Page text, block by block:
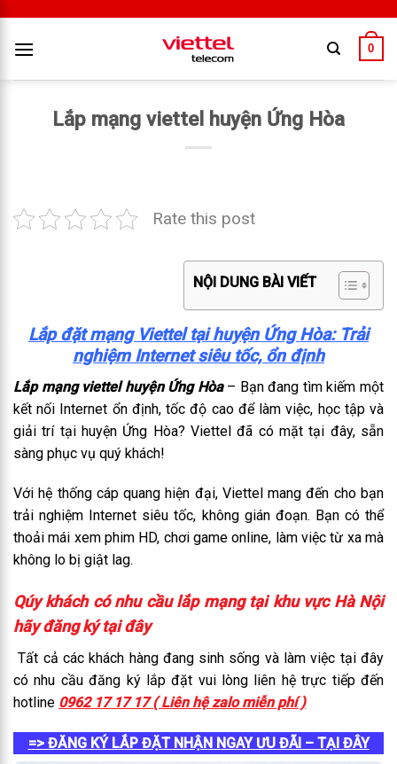
0
Lắp mạng viettel huyện Ứng Hòa
Rate this post
NỘI DUNG BÀI VIẾT
Lắp đặt mạng Viettel tại huyện Ứng Hòa: Trải
nghiệm Internet siêu tốc, ổn định
Lắp mạng viettel huyện Ứng Hòa– Bạn đang tìm kiếm một
kết nối Internet ổn định, tốc độ cao để làm việc, học tập và
giải trí tại huyện Ứng Hòa? Viettel đã có mặt tại đây, sẵn
sàng phục vụ quý khách!
Với hệ thống cáp quang hiện đại, Viettel mang đến cho bạn
trải nghiệm Internet siêu tốc, không gián đoạn. Bạn có thể
thoải mái xem phim HD, chơi game online, làm việc từ xa mà
không lo bị giật lag.
Qúy khách có nhu cầu lắp mạng tại khu vực Hà Nội
hãy đăng ký tại đây
Tất cả các khách hàng đang sinh sống và làm việc tại đây
có nhu cầu đăng ký lắp đặt vui lòng liên hệ trực tiếp đến
hotline 0962 17 17 17 ( Liên hệ zalo miễn phí )
=> ĐĂNG KÝ LẮP ĐẶT NHẬN NGAY ƯU ĐÃI – TẠI ĐÂY